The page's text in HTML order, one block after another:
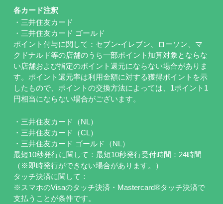
各カード注釈
・三井住友カード
・三井住友カード ゴールド
ポイント付与に関して：セブン-イレブン、ローソン、マ
クドナルド等の店舗のうち一部ポイント加算対象とならな
い店舗および指定のポイント還元にならない場合がありま
す。ポイント還元率は利用金額に対する獲得ポイントを示
したもので、ポイントの交換方法によっては、1ポイント1
円相当にならない場合がございます。
・三井住友カード（NL）
・三井住友カード（CL）
・三井住友カード ゴールド（NL）
最短10秒発行に関して：最短10秒発行受付時間：24時間
（※即時発行ができない場合があります。）
タッチ決済に関して：
※スマホのVisaのタッチ決済・Mastercard®タッチ決済で
支払うことが条件です。